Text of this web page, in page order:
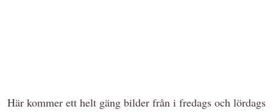
Här kommer ett helt gäng bilder från i fredags och lördags